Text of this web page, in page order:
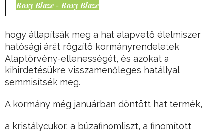
Roxy Blaze - Roxy Blaze
hogy állapítsák meg a hat alapvető élelmiszer
hatósági árát rögzítő kormányrendeletek
Alaptörvény-ellenességét, és azokat a
kihirdetésükre visszamenőleges hatállyal
semmisítsék meg.
A kormány még januárban döntött hat termék,
a kristálycukor, a búzafinomliszt, a finomított